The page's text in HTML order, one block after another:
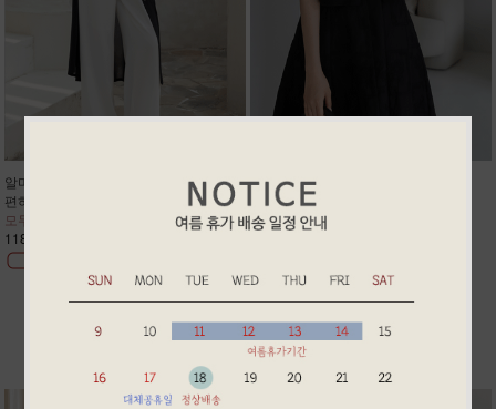
알마 썸머 반통핏 슬렉스
편하고 고급스러워 정장룩/데일리룩
모두 강추!! 주문폭주 2차리오더
118,900원
린 썸머 린넨 케이프 가디건
케이프핏 나시 원피스에 찰떡코디
예쁘게 팔뚝살 어깨살 커버 주문폭주
BEST ITEM